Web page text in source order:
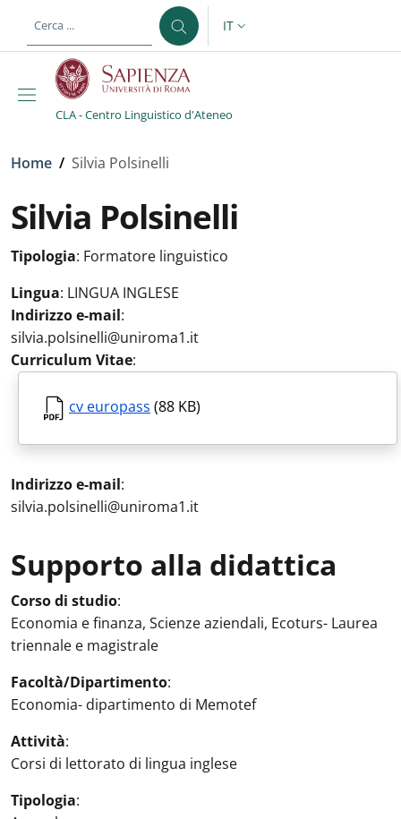
al contenuto principale
SELETTORE LINGUA:
IT
CLA - Centro Linguistico d'Ateneo
Briciole di pane
Home / Silvia Polsinelli
Silvia Polsinelli
Tipologia: Formatore linguistico
Lingua: LINGUA INGLESE
Indirizzo e-mail:
silvia.polsinelli@uniroma1.it
Curriculum Vitae:
cv europass (88 KB)
Indirizzo e-mail:
silvia.polsinelli@uniroma1.it
Supporto alla didattica
Attività in aula:
Corso di studio:
Economia e finanza, Scienze aziendali, Ecoturs- Laurea
triennale e magistrale
Facoltà/Dipartimento:
Economia- dipartimento di Memotef
Attività:
Corsi di lettorato di lingua inglese
Tipologia: